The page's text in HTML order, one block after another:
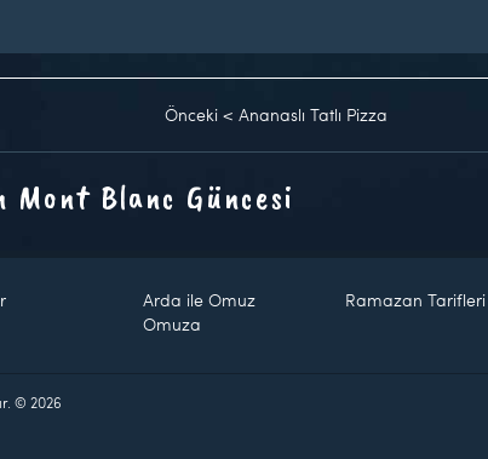
Önceki < Ananaslı Tatlı Pizza
Mont Blanc Güncesi
Arda ile Omuz
Omuza
Ramazan Tarifleri
© 2026